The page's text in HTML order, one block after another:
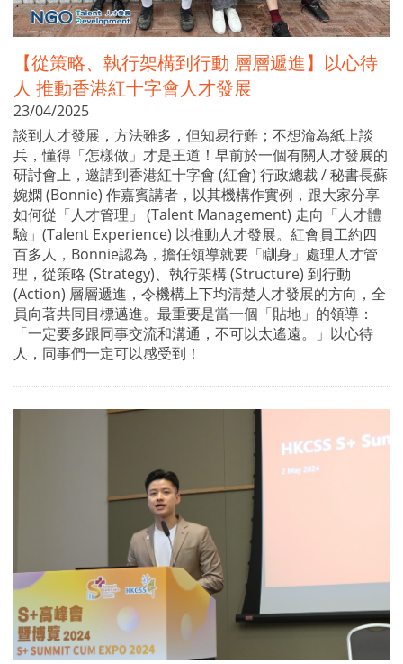
【從策略、執行架構到行動 層層遞進】以心待
人 推動香港紅十字會人才發展
23/04/2025
談到人才發展，方法雖多，但知易行難；不想淪為紙上談
兵，懂得「怎樣做」才是王道！早前於一個有關人才發展的
研討會上，邀請到香港紅十字會 (紅會) 行政總裁 / 秘書長蘇
婉嫻 (Bonnie) 作嘉賓講者，以其機構作實例，跟大家分享
如何從「人才管理」 (Talent Management) 走向「人才體
驗」(Talent Experience) 以推動人才發展。紅會員工約四
百多人，Bonnie認為，擔任領導就要「瞓身」處理人才管
理，從策略 (Strategy)、執行架構 (Structure) 到行動
(Action) 層層遞進，令機構上下均清楚人才發展的方向，全
員向著共同目標邁進。最重要是當一個「貼地」的領導：
「一定要多跟同事交流和溝通，不可以太遙遠。」以心待
人，同事們一定可以感受到！